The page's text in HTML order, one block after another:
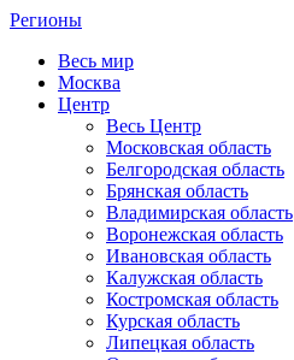
Регионы
Весь мир
Москва
Центр
Весь Центр
Московская область
Белгородская область
Брянская область
Владимирская область
Воронежская область
Ивановская область
Калужская область
Костромская область
Курская область
Липецкая область